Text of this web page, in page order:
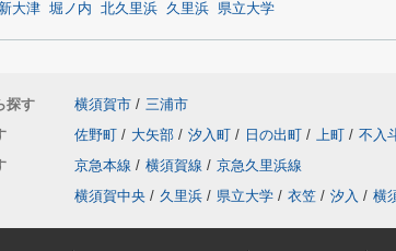
新大津 堀ノ内 北久里浜 久里浜 県立大学
探す 横須賀市 / 三浦市
佐野町 / 大矢部 / 汐入町 / 日の出町 / 上町 / 不入
京急本線 / 横須賀線 / 京急久里浜線
横須賀中央 / 久里浜 / 県立大学 / 衣笠 / 汐入 / 横